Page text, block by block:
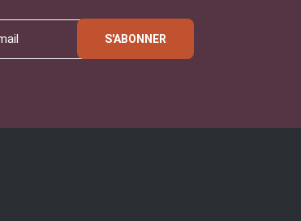
S'ABONNER